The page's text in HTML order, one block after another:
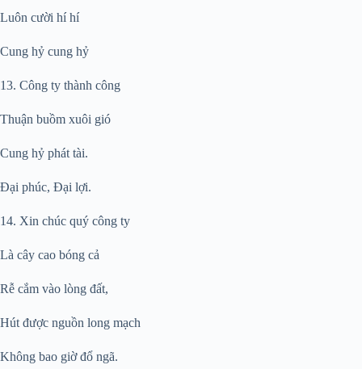
Luôn cười hí hí
Cung hỷ cung hỷ
13. Công ty thành công
Thuận buồm xuôi gió
Cung hỷ phát tài.
Đại phúc, Đại lợi.
14. Xin chúc quý công ty
Là cây cao bóng cả
Rễ cắm vào lòng đất,
Hút được nguồn long mạch
Không bao giờ đổ ngã.